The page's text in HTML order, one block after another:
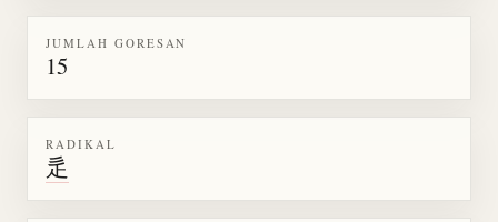
JUMLAH GORESAN
15
RADIKAL
辵